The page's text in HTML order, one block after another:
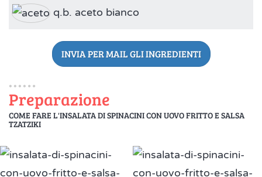
q.b. aceto bianco
INVIA PER MAIL GLI INGREDIENTI
Preparazione
COME FARE L'INSALATA DI SPINACINI CON UOVO FRITTO E SALSA
TZATZIKI